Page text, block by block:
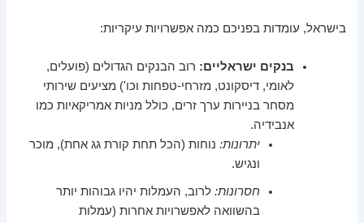
בישראל, עומדות בפניכם כמה אפשרויות עיקריות:
בנקים ישראליים: רוב הבנקים הגדולים (פועלים,
לאומי, דיסקונט, מזרחי-טפחות וכו') מציעים שירותי
מסחר בניירות ערך זרים, כולל מניות אמריקאיות כמו
אנבידיה.
יתרונות: נוחות (הכל תחת קורת גג אחת), מוכר
ונגיש.
חסרונות: לרוב, העמלות יהיו גבוהות יותר
בהשוואה לאפשרויות אחרות (עמלות